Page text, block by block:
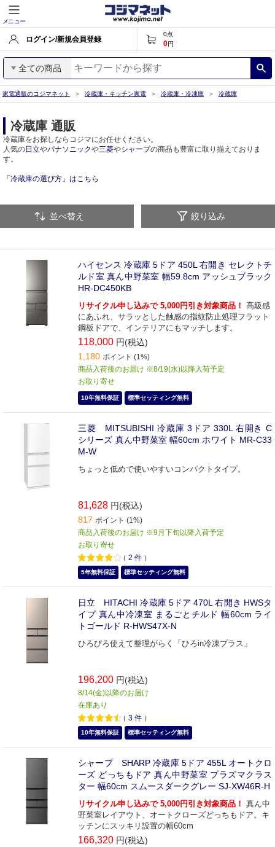
メニュー
ログイン/新規会員登録
0点
0円
全ての商品
家電通販のコジマネット 冷蔵庫・キッチン家電 冷蔵庫・冷凍庫 冷蔵庫
冷蔵庫 通販
冷蔵庫をお探しならコジマにお任せください。
人気の日立やパナソニックや三菱やシャープの商品も豊富に取り揃えておりま
す。
「冷蔵庫の選び方」はこちら
並べ替え 絞り込み
ハイセンス 冷蔵庫 5ドア 450L 右開き セレクトチ
ルド室 真ん中野菜室 幅59.8cm アッシュブラック
HR-DC450KB
リサイクル申し込みで 5,000円引き対象商品！ 高級感
にあふれ、サラッとした触感の指紋防止処理フラット
鋼板ドアで、インテリアにもマッチします。
118,000 円(税込)
1,180 ポイント (1%)
商品入荷後のお届け ※8/19(水)以降入荷予定
お取り寄せ
10年無料保証 標準セッティング無料
三菱 MITSUBISHI 冷蔵庫 3ドア 330L 右開き C
シリーズ 真ん中野菜室 幅60cm ホワイト MR-C33
M-W
ちょっと低めで使いやすいコンパクトタイプ。
81,628 円(税込)
817 ポイント (1%)
商品入荷後のお届け ※9月下旬以降入荷予定
お取り寄せ
（ 2 件 ）
5年無料保証 標準セッティング無料
日立 HITACHI 冷蔵庫 5ドア 470L 右開き HWSタ
イプ 真ん中冷凍室 まるごとチルド 幅60cm ライ
トゴールド R-HWS47X-N
ひろびろ使えて整理がらく「ひろin冷凍プラス」
196,200 円(税込)
8/14(金)以降のお届け
在庫あり
（ 3 件 ）
10年無料保証 標準セッティング無料
シャープ SHARP 冷蔵庫 5ドア 455L オートクロ
ーズ どっちもドア 真ん中野菜室 プラズマクラス
ター 幅60cm スムースダークグレー SJ-XW46R-H
リサイクル申し込みで 5,000円引き対象商品！ 真ん中
野菜室レイアウト、オートクローズどっちもドア。キ
ッチンにスッキリ設置の幅60cm
166,320 円(税込)